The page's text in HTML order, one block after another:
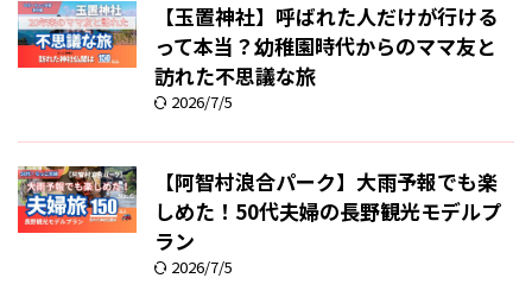
【玉置神社】呼ばれた人だけが行ける
って本当？幼稚園時代からのママ友と
訪れた不思議な旅
2026/7/5
【阿智村浪合パーク】大雨予報でも楽
しめた！50代夫婦の長野観光モデルプ
ラン
2026/7/5